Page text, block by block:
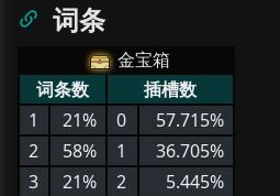
词条
金宝箱
词条数
插槽数
1
21% 0
57.715%
2
58% 1
36.705%
3
21% 2
5.445%